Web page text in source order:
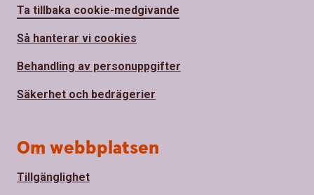
Ta tillbaka cookie-medgivande
Så hanterar vi cookies
Behandling av personuppgifter
Säkerhet och bedrägerier
Om webbplatsen
Tillgänglighet